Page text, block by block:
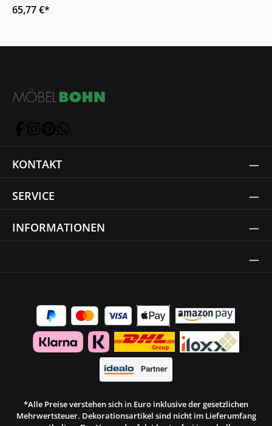
65,77 €*
KONTAKT
SERVICE
INFORMATIONEN
*Alle Preise verstehen sich in Euro inklusive der gesetzlichen
Mehrwertsteuer. Dekorationsartikel sind nicht im Lieferumfang